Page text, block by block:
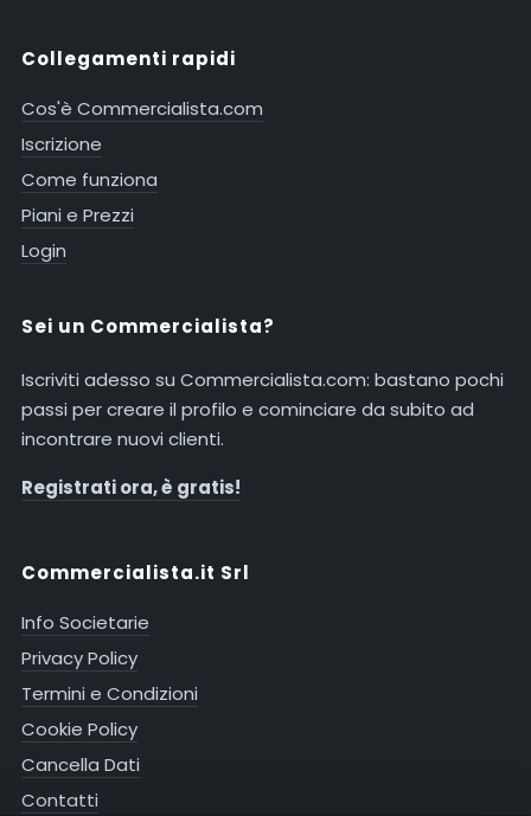
Collegamenti rapidi
Cos'è Commercialista.com
Iscrizione
Come funziona
Piani e Prezzi
Login
Sei un Commercialista?
Iscriviti adesso su Commercialista.com: bastano pochi
passi per creare il profilo e cominciare da subito ad
incontrare nuovi clienti.
Registrati ora, è gratis!
Commercialista.it Srl
Info Societarie
Privacy Policy
Termini e Condizioni
Cookie Policy
Cancella Dati
Contatti